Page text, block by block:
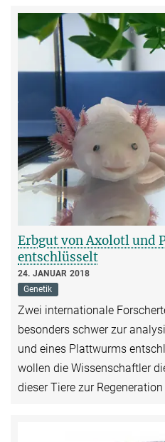
Erbgut von Axolotl und
entschlüsselt
24. JANUAR 2018
Genetik
Zwei internationale
besonders schwer zur
und eines Plattwurms
wollen die Wissenschaftler
dieser Tiere zur